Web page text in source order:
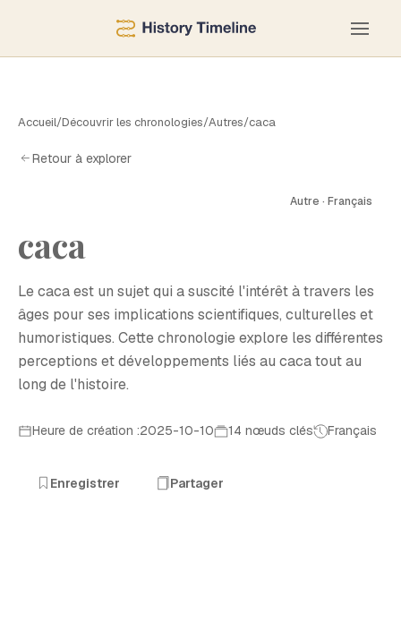
Accueil/Découvrir les chronologies/Autres/caca
Retour à explorer
Autre · Français
caca
Le caca est un sujet qui a suscité l'intérêt à travers les
âges pour ses implications scientifiques, culturelles et
humoristiques. Cette chronologie explore les différentes
perceptions et développements liés au caca tout au
long de l'histoire.
Heure de création :2025-10-10 14 nœuds clés Français
Enregistrer Partager